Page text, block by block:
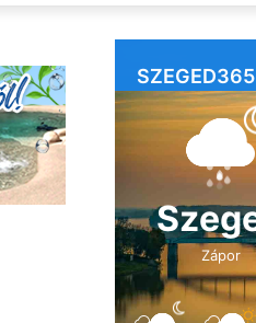
Zápor